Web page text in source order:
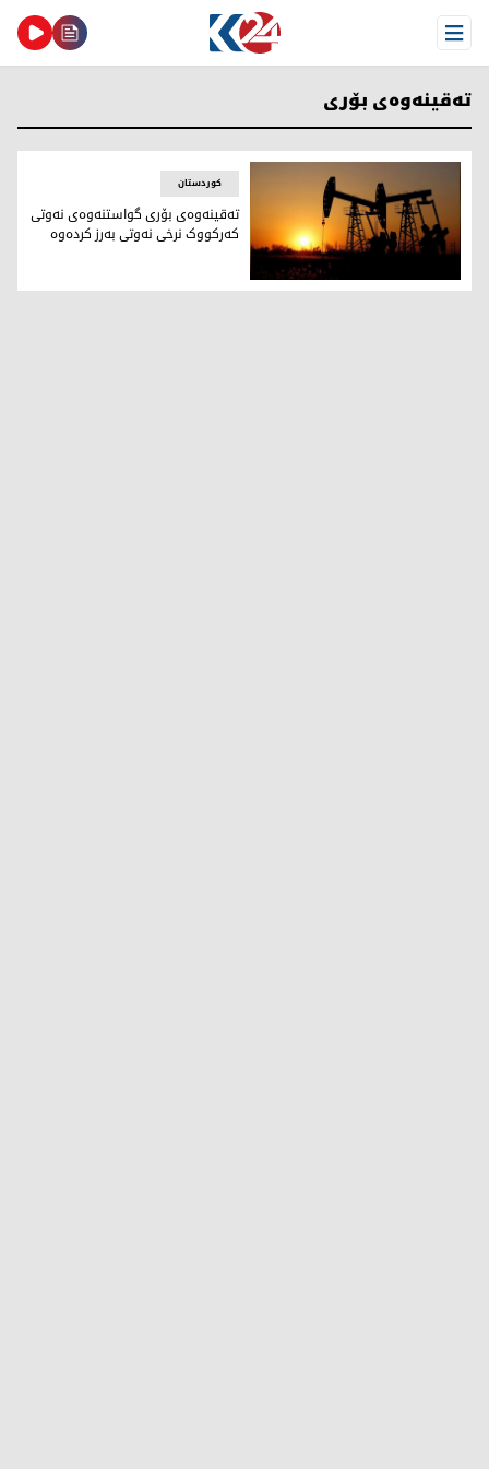
Open Menu
تەقینەوەی بۆری
تەقینەوەی بۆری گواستنەوەی نەوتی کەرکووک نرخی نەوتی
کوردستان
تەقینەوەی بۆری گواستنەوەی نەوتی
کەرکووک نرخی نەوتی بەرز کردەوە